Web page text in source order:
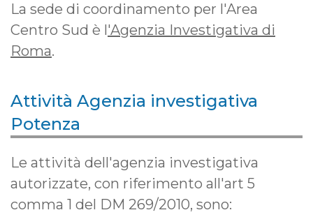
La sede di coordinamento per l'Area
Centro Sud è l 'Agenzia Investigativa di
Roma.
Attività Agenzia investigativa
Potenza
Le attività dell'agenzia investigativa
autorizzate, con riferimento all'art 5
comma 1 del DM 269/2010, sono: